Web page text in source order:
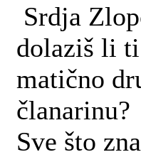
Srdja
dolaziš li
matično
članarinu?
Sve što